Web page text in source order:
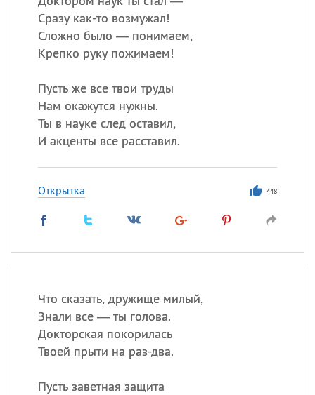
Сразу как-то возмужал!
Сложно было — понимаем,
Крепко руку пожимаем!
Пусть же все твои труды
Нам окажутся нужны.
Ты в науке след оставил,
И акценты все расставил.
Открытка 448
Что сказать, дружище милый,
Знали все — ты голова.
Докторская покорилась
Твоей прыти на раз-два.
Пусть заветная защита